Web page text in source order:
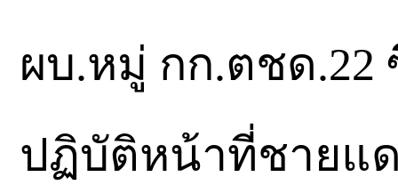
ผบ.หมู่ กก.ตชด.22
ปฏิบัติหน้าที่ชายแ